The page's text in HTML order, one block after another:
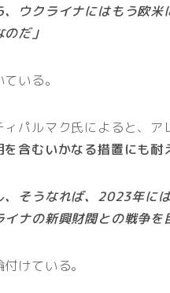
、ウクライナにはもう欧
だ」
いる。
ィパルマク氏によると、
を含むいかなる措置にも耐
、そうなれば、2023年に
イナの新興財閥との戦争を
けている。